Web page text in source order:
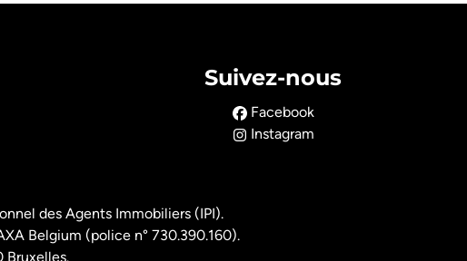
Suivez-nous
Facebook
Instagram
des Agents Immobiliers (IPI).
Belgium (police n° 730.390.160).
Bruxelles.